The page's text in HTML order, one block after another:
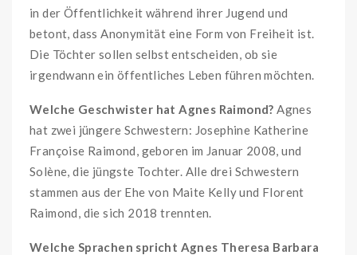
in der Öffentlichkeit während ihrer Jugend und
betont, dass Anonymität eine Form von Freiheit ist.
Die Töchter sollen selbst entscheiden, ob sie
irgendwann ein öffentliches Leben führen möchten.
Welche Geschwister hat Agnes Raimond? Agnes
hat zwei jüngere Schwestern: Josephine Katherine
Françoise Raimond, geboren im Januar 2008, und
Solène, die jüngste Tochter. Alle drei Schwestern
stammen aus der Ehe von Maite Kelly und Florent
Raimond, die sich 2018 trennten.
Welche Sprachen spricht Agnes Theresa Barbara